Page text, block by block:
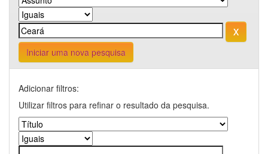
Iniciar uma nova pesquisa
Adicionar filtros:
Utilizar filtros para refinar o resultado da pesquisa.